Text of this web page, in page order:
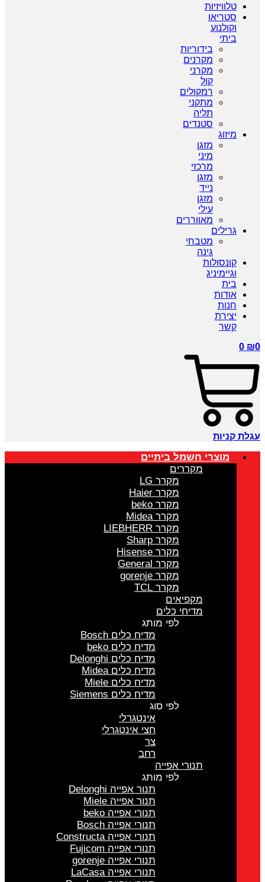
טלוויזיות
סטריאו
וקולנוע
ביתי
בידוריות
מקרנים
מקרני
קול
רמקולים
מתקני
תליה
סטנדים
מיזוג
מזגן
מיני
מרכזי
מזגן
נייד
מזגן
עילי
מאווררים
גרילים
מטבחי
גינה
קונסולות
וגיימיניג
בית
אודות
חנות
יצירת
קשר
₪0
0
עגלת קניות
מוצרי חשמל ביתיים
מקררים
מקרר LG
מקרר Haier
מקרר beko
מקרר Midea
מקרר LIEBHERR
מקרר Sharp
מקרר Hisense
מקרר General
מקרר gorenje
מקרר TCL
מקפיאים
מדיחי כלים
לפי מותג
מדיח כלים Bosch
מדיח כלים beko
מדיח כלים Delonghi
מדיח כלים Midea
מדיח כלים Miele
מדיח כלים Siemens
לפי סוג
אינטגרלי
חצי אינטגרלי
צר
רחב
תנורי אפייה
לפי מותג
תנור אפייה Delonghi
תנור אפייה Miele
תנורי אפייה beko
תנורי אפייה Bosch
תנורי אפייה Constructa
תנורי אפייה Fujicom
תנורי אפייה gorenje
תנורי אפייה LaCasa